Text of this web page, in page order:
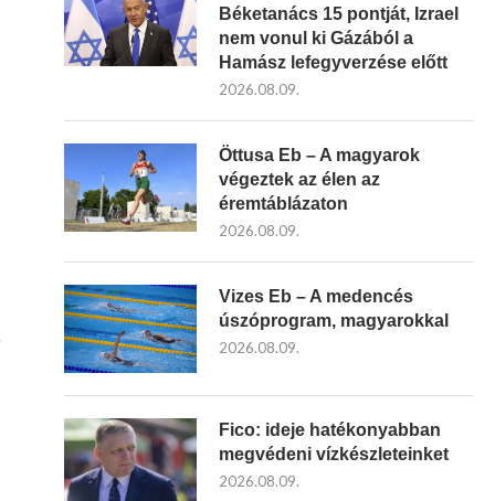
Béketanács 15 pontját, Izrael
nem vonul ki Gázából a
Hamász lefegyverzése előtt
2026.08.09.
Öttusa Eb – A magyarok
végeztek az élen az
éremtáblázaton
2026.08.09.
Vizes Eb – A medencés
úszóprogram, magyarokkal
2026.08.09.
Fico: ideje hatékonyabban
megvédeni vízkészleteinket
2026.08.09.